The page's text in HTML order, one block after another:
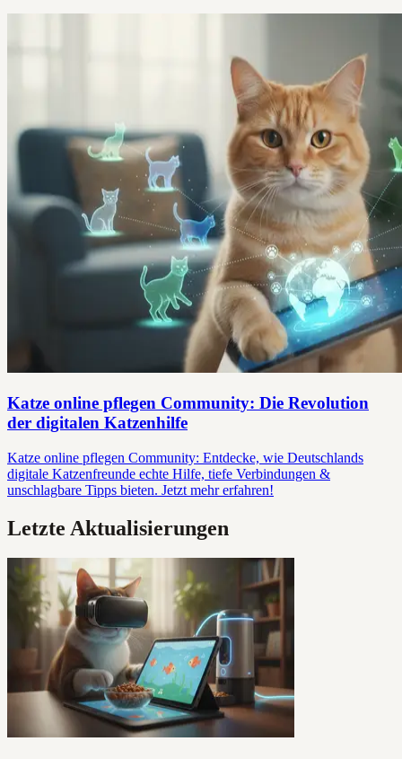
Katze online pflegen Community: Die Revolution
der digitalen Katzenhilfe
Katze online pflegen Community: Entdecke, wie Deutschlands
digitale Katzenfreunde echte Hilfe, tiefe Verbindungen &
unschlagbare Tipps bieten. Jetzt mehr erfahren!
Letzte Aktualisierungen